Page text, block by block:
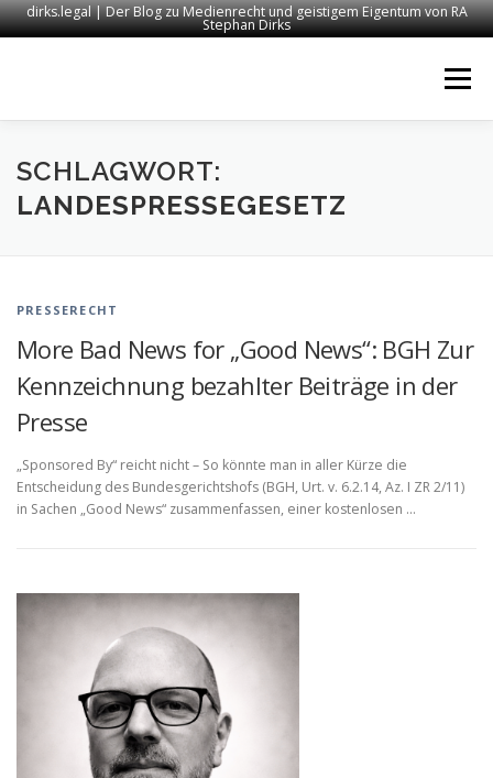
dirks.legal | Der Blog zu Medienrecht und geistigem Eigentum von RA
Stephan Dirks
Menü
START KONTAKT
SCHLAGWORT:
LANDESPRESSEGESETZ
PRESSERECHT
More Bad News for „Good News“: BGH Zur
Kennzeichnung bezahlter Beiträge in der
Presse
„Sponsored By“ reicht nicht – So könnte man in aller Kürze die
Entscheidung des Bundesgerichtshofs (BGH, Urt. v. 6.2.14, Az. I ZR 2/11)
in Sachen „Good News“ zusammenfassen, einer kostenlosen …